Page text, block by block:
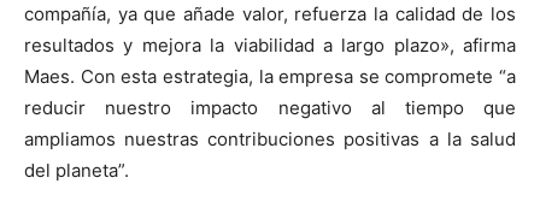
compañía, ya que añade valor, refuerza la calidad de los
resultados y mejora la viabilidad a largo plazo», afirma
Maes. Con esta estrategia, la empresa se compromete “a
reducir nuestro impacto negativo al tiempo que
ampliamos nuestras contribuciones positivas a la salud
del planeta”.